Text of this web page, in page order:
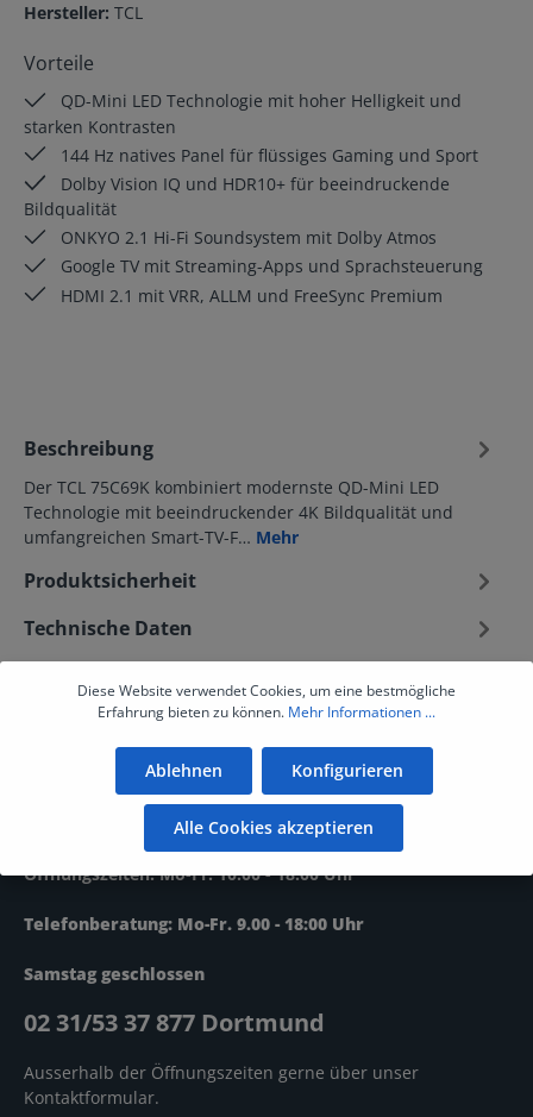
Hersteller: TCL
Vorteile
QD-Mini LED Technologie mit hoher Helligkeit und
starken Kontrasten
144 Hz natives Panel für flüssiges Gaming und Sport
Dolby Vision IQ und HDR10+ für beeindruckende
Bildqualität
ONKYO 2.1 Hi-Fi Soundsystem mit Dolby Atmos
Google TV mit Streaming-Apps und Sprachsteuerung
HDMI 2.1 mit VRR, ALLM und FreeSync Premium
Beschreibung
Der TCL 75C69K kombiniert modernste QD-Mini LED
Technologie mit beeindruckender 4K Bildqualität und
umfangreichen Smart-TV-F… Mehr
Produktsicherheit
Technische Daten
Service-Hotline
Öffnungszeiten: Mo-Fr. 10.00 - 18.00 Uhr
Telefonberatung: Mo-Fr. 9.00 - 18:00 Uhr
Samstag geschlossen
02 31/53 37 877 Dortmund
Ausserhalb der Öffnungszeiten gerne über unser
Kontaktformular.
Diese Website verwendet Cookies, um eine bestmögliche
Erfahrung bieten zu können. Mehr Informationen ...
Ablehnen Konfigurieren
Alle Cookies akzeptieren